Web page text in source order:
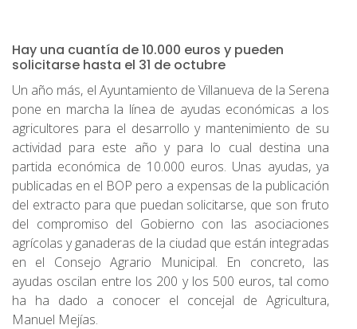
Hay una cuantía de 10.000 euros y pueden
solicitarse hasta el 31 de octubre
Un año más, el Ayuntamiento de Villanueva de la Serena
pone en marcha la línea de ayudas económicas a los
agricultores para el desarrollo y mantenimiento de su
actividad para este año y para lo cual destina una
partida económica de 10.000 euros. Unas ayudas, ya
publicadas en el BOP pero a expensas de la publicación
del extracto para que puedan solicitarse, que son fruto
del compromiso del Gobierno con las asociaciones
agrícolas y ganaderas de la ciudad que están integradas
en el Consejo Agrario Municipal. En concreto, las
ayudas oscilan entre los 200 y los 500 euros, tal como
ha ha dado a conocer el concejal de Agricultura,
Manuel Mejías.